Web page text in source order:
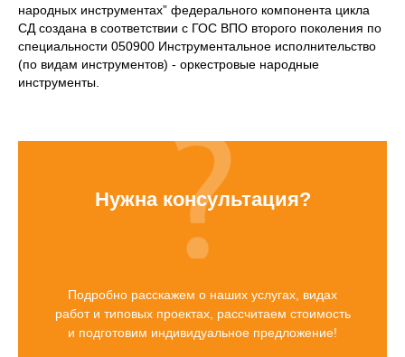
народных инструментах” федерального компонента цикла
СД создана в соответствии с ГОС ВПО второго поколения по
специальности 050900 Инструментальное исполнительство
(по видам инструментов) - оркестровые народные
инструменты.
Нужна консультация?
Подробно расскажем о наших услугах, видах
работ и типовых проектах, рассчитаем стоимость
и подготовим индивидуальное предложение!